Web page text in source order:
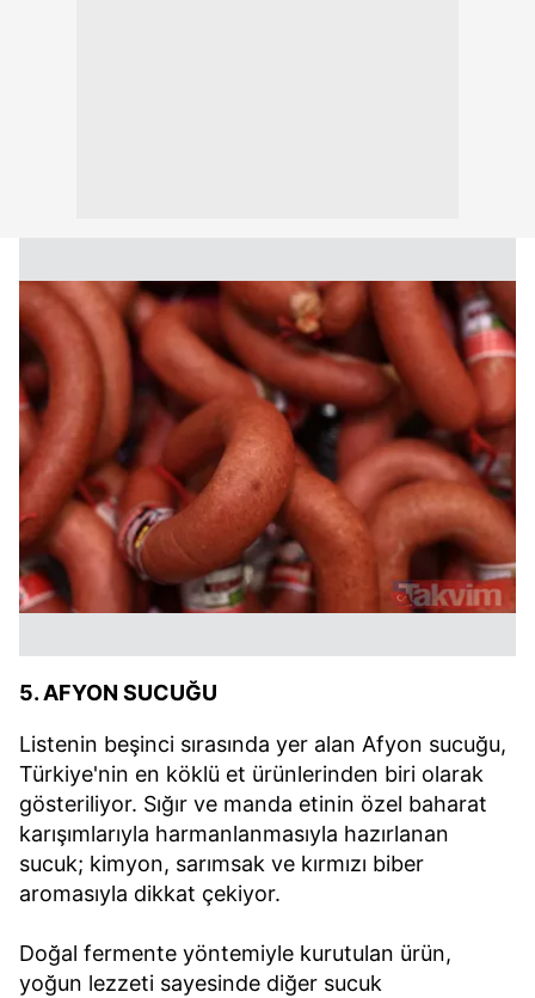
5. AFYON SUCUĞU
Listenin beşinci sırasında yer alan Afyon sucuğu,
Türkiye'nin en köklü et ürünlerinden biri olarak
gösteriliyor. Sığır ve manda etinin özel baharat
karışımlarıyla harmanlanmasıyla hazırlanan
sucuk; kimyon, sarımsak ve kırmızı biber
aromasıyla dikkat çekiyor.
Doğal fermente yöntemiyle kurutulan ürün,
yoğun lezzeti sayesinde diğer sucuk